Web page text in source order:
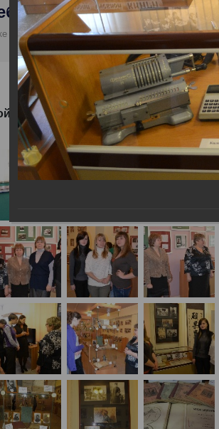
книги 2012
Фотогалерея История учебной книги 2012
книги 2012